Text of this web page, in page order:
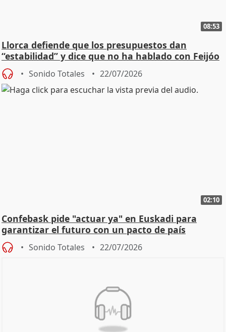
08:53
Llorca defiende que los presupuestos dan
“estabilidad” y dice que no ha hablado con Feijóo
Sonido Totales 22/07/2026
02:10
Confebask pide "actuar ya" en Euskadi para
garantizar el futuro con un pacto de país
Sonido Totales 22/07/2026